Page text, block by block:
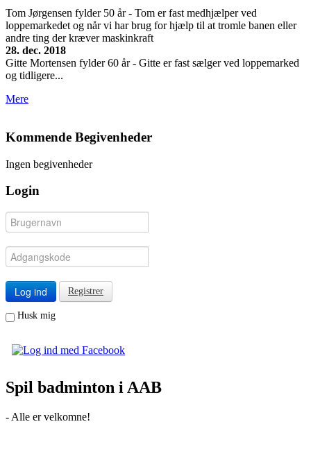
Tom Jørgensen fylder 50 år - Tom er fast medhjælper ved
loppemarkedet og når vi har brug for hjælp til at tromle banen eller
andre ting der kræver maskinkraft
28. dec. 2018
Gitte Mortensen fylder 60 år - Gitte er fast sælger ved loppemarked
og tidligere...
Mere
Kommende Begivenheder
Ingen begivenheder
Login
Log ind Registrer
Husk mig
Spil badminton i AAB
- Alle er velkomne!